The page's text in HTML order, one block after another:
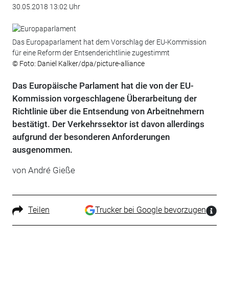
30.05.2018 13:02 Uhr
Das Europaparlament hat dem Vorschlag der EU-Kommission
für eine Reform der Entsenderichtlinie zugestimmt
© Foto: Daniel Kalker/dpa/picture-alliance
Das Europäische Parlament hat die von der EU-
Kommission vorgeschlagene Überarbeitung der
Richtlinie über die Entsendung von Arbeitnehmern
bestätigt. Der Verkehrssektor ist davon allerdings
aufgrund der besonderen Anforderungen
ausgenommen.
von André Gieße
Teilen Trucker bei Google bevorzugen